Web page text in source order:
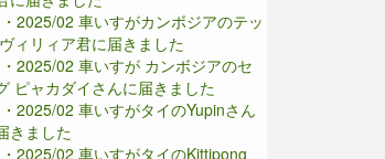
・2025/02 車いすがカンボジアのテッ
ィリィア君に届きました
・2025/02 車いすが カンボジアのセ
ピャカダイさんに届きました
・2025/02 車いすがタイのYupinさん
きました
・2025/02 車いすがタイのKittipong